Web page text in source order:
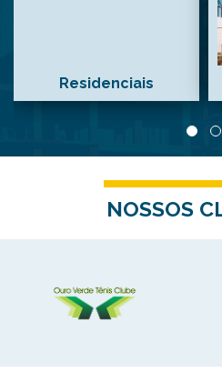
Residenciais
NOSSOS